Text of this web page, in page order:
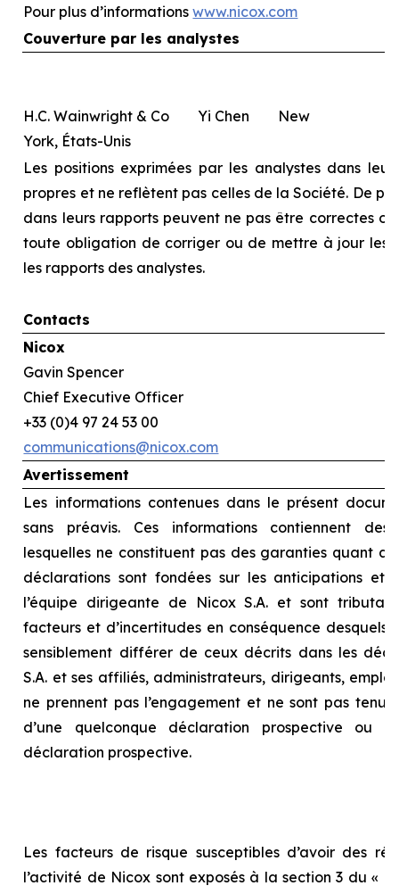
Pour plus d’informationswww.nicox.com
Couverture par les analystes
H.C. Wainwright & Co Yi Chen New
York, États-Unis
Les positions exprimées par les analystes dans
propres et ne reflètent pas celles de la Société. De
dans leurs rapports peuvent ne pas être correctes
toute obligation de corriger ou de mettre à jour les
les rapports des analystes.
Contacts
Nicox
Gavin Spencer
Chief Executive Officer
+33 (0)4 97 24 53 00
communications@nicox.com
Avertissement
Les informations contenues dans le présent
sans préavis. Ces informations contiennent des
lesquelles ne constituent pas des garanties quant
déclarations sont fondées sur les anticipations et
l’équipe dirigeante de Nicox S.A. et sont
facteurs et d’incertitudes en conséquence desquels
sensiblement différer de ceux décrits dans les
S.A. et ses affiliés, administrateurs, dirigeants,
ne prennent pas l’engagement et ne sont pas
d’une quelconque déclaration prospective ou
déclaration prospective.
Les facteurs de risque susceptibles d’avoir des
l’activité de Nicox sont exposés à la section 3 du «